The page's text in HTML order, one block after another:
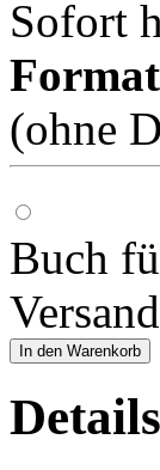
Sofort
(ohne
Buch
In den Warenkorb
Details